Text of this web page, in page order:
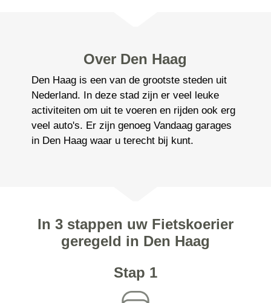
Over Den Haag
Den Haag is een van de grootste steden uit
Nederland. In deze stad zijn er veel leuke
activiteiten om uit te voeren en rijden ook erg
veel auto's. Er zijn genoeg Vandaag garages
in Den Haag waar u terecht bij kunt.
In 3 stappen uw Fietskoerier
geregeld in Den Haag
Stap 1